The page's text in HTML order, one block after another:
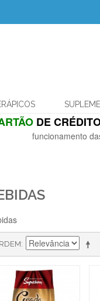
DE
funcionamento